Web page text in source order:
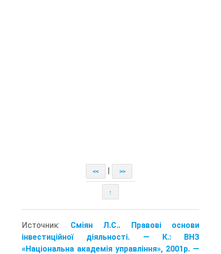
<< >>
↑
Источник: Сміян Л.С.. Правові основи
інвестиційної діяльності. — К.: ВНЗ
«Національна академія управління», 2001р. —